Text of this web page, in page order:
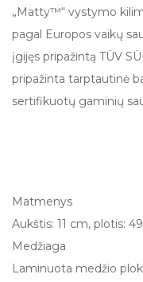
„Matty™“ vystymo
pagal Europos vaikų
įgijęs pripažintą TÜV
pripažinta tarptautinė
sertifikuotų gaminių
Matmenys
Aukštis: 11 cm, plotis:
Medžiaga
Laminuota medžio